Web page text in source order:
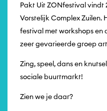
Pakt Uit ZONfestival vindt
Vorstelijk Complex Zuilen.
festival met workshops en
zeer gevarieerde groep
Zing, speel, dans en
sociale buurtmarkt!
Zien we je daar?